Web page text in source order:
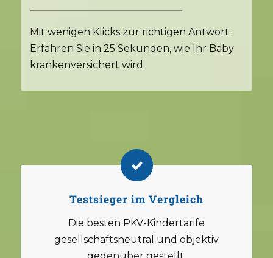
Mit wenigen Klicks zur richtigen Antwort:
Erfahren Sie in 25 Sekunden, wie Ihr Baby
krankenversichert wird.
Testsieger im Vergleich
Die besten PKV-Kindertarife
gesellschaftsneutral und objektiv